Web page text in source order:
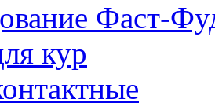
Фаст-
кур